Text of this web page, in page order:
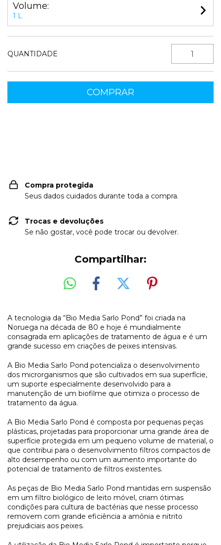
Volume:
1 L
QUANTIDADE
Compra protegida
Seus dados cuidados durante toda a compra.
Trocas e devoluções
Se não gostar, você pode trocar ou devolver.
Compartilhar:
A tecnologia da “Bio Media Sarlo Pond” foi criada na
Noruega na década de 80 e hoje é mundialmente
consagrada em aplicações de tratamento de água e é um
grande sucesso em criações de peixes intensivas.
A Bio Media Sarlo Pond potencializa o desenvolvimento
dos microrganismos que são cultivados em sua superfície,
um suporte especialmente desenvolvido para a
manutenção de um biofilme que otimiza o processo de
tratamento da água.
A Bio Media Sarlo Pond é composta por pequenas peças
plásticas, projetadas para proporcionar uma grande área de
superfície protegida em um pequeno volume de material, o
que contribui para o desenvolvimento filtros compactos de
alto desempenho ou com um aumento importante do
potencial de tratamento de filtros existentes.
As peças de Bio Media Sarlo Pond mantidas em suspensão
em um filtro biológico de leito móvel, criam ótimas
condições para cultura de bactérias que nesse processo
removem com grande eficiência a amônia e nitrito
prejudiciais aos peixes.